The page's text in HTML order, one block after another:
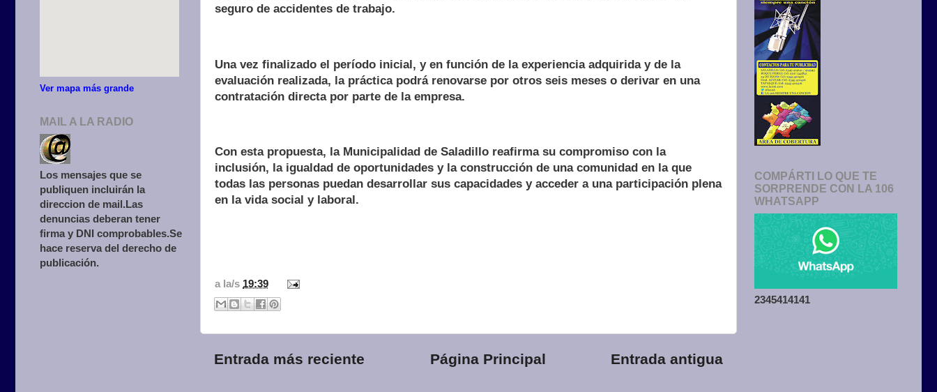
seguro de accidentes de trabajo.
Una vez finalizado el período inicial, y en función de la experiencia adquirida y de la
evaluación realizada, la práctica podrá renovarse por otros seis meses o derivar en una
contratación directa por parte de la empresa.
Con esta propuesta, la Municipalidad de Saladillo reafirma su compromiso con la
inclusión, la igualdad de oportunidades y la construcción de una comunidad en la que
todas las personas puedan desarrollar sus capacidades y acceder a una participación plena
en la vida social y laboral.
a la/s 19:39
Entrada más reciente Entrada antigua
Página Principal
Ver mapa más grande
MAIL A LA RADIO
Los mensajes que se
publiquen incluirán la
direccion de mail.Las
denuncias deberan tener
firma y DNI comprobables.Se
hace reserva del derecho de
publicación.
COMPÁRTI LO QUE TE
SORPRENDE CON LA 106
WHATSAPP
2345414141